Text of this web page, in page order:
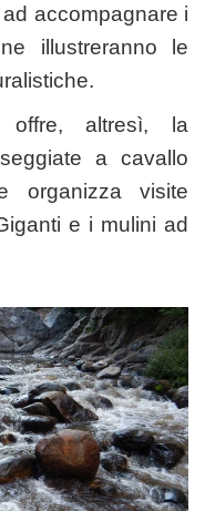
accompagnare i
illustreranno le
offre, altresì, la
a cavallo
organizza visite
e i mulini ad